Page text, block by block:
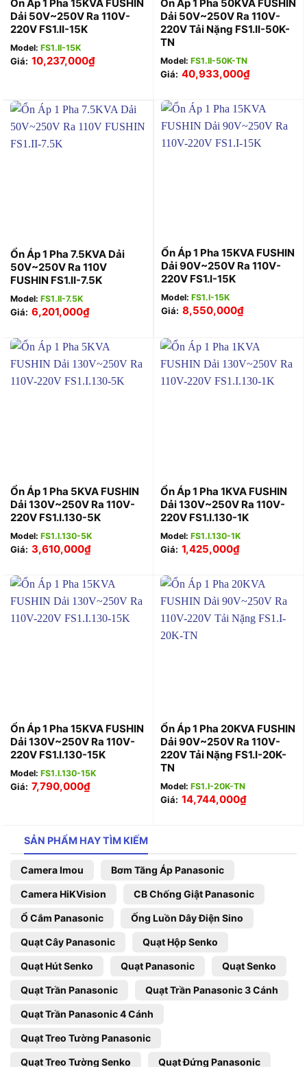
Ổn Áp 1 Pha 15KVA FUSHIN
Dải 50V~250V Ra 110V-
220V FS1.II-15K
Model: FS1.II-15K
Giá: 10,237,000₫
Ổn Áp 1 Pha 50KVA FUSHIN
Dải 50V~250V Ra 110V-
220V Tải Nặng FS1.II-50K-
TN
Model: FS1.II-50K-TN
Giá: 40,933,000₫
Ổn Áp 1 Pha 7.5KVA Dải
50V~250V Ra 110V
FUSHIN FS1.II-7.5K
Model: FS1.II-7.5K
Giá: 6,201,000₫
Ổn Áp 1 Pha 15KVA FUSHIN
Dải 90V~250V Ra 110V-
220V FS1.I-15K
Model: FS1.I-15K
Giá: 8,550,000₫
Ổn Áp 1 Pha 5KVA FUSHIN
Dải 130V~250V Ra 110V-
220V FS1.I.130-5K
Model: FS1.I.130-5K
Giá: 3,610,000₫
Ổn Áp 1 Pha 1KVA FUSHIN
Dải 130V~250V Ra 110V-
220V FS1.I.130-1K
Model: FS1.I.130-1K
Giá: 1,425,000₫
Ổn Áp 1 Pha 15KVA FUSHIN
Dải 130V~250V Ra 110V-
220V FS1.I.130-15K
Model: FS1.I.130-15K
Giá: 7,790,000₫
Ổn Áp 1 Pha 20KVA FUSHIN
Dải 90V~250V Ra 110V-
220V Tải Nặng FS1.I-20K-
TN
Model: FS1.I-20K-TN
Giá: 14,744,000₫
SẢN PHẨM HAY TÌM KIẾM
Camera Imou Bơm Tăng Áp Panasonic
Camera HiKVision CB Chống Giật Panasonic
Ổ Cắm Panasonic Ống Luồn Dây Điện Sino
Quạt Cây Panasonic Quạt Hộp Senko
Quạt Hút Senko Quạt Panasonic Quạt Senko
Quạt Trần Panasonic Quạt Trần Panasonic 3 Cánh
Quạt Trần Panasonic 4 Cánh
Quạt Treo Tường Panasonic
Quạt Treo Tường Senko Quạt Đứng Panasonic